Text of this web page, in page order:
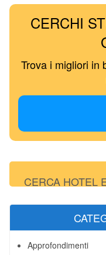
CERCHI
Trova i migliori in
CERCA HOTEL
Approfondimenti